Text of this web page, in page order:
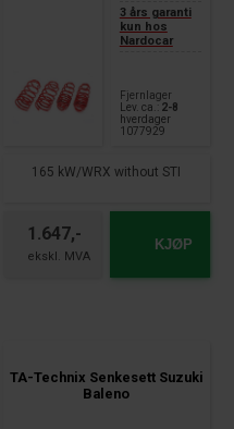
3 års garanti
kun hos
Nardocar
Fjernlager
Lev. ca.: 2-8
hverdager
1077929
165 kW/WRX without STI
1.647,- KJØP
TA-Technix Senkesett Suzuki
Baleno